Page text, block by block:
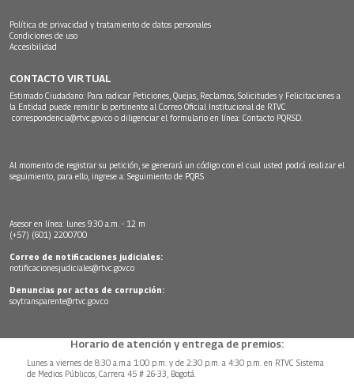
Política de privacidad y tratamiento de datos personales
Condiciones de uso
Accesibilidad
CONTACTO VIRTUAL
Estimado Ciudadano: Para radicar Peticiones, Quejas, Reclamos, Solicitudes y Felicitaciones a
la Entidad puede remitir lo pertinente al Correo Oficial Institucional de RTVC
correspondencia@rtvc.gov.co o diligenciar el formulario en línea: Contacto PQRSD.
Al momento de registrar su petición, se generará un código con el cual usted podrá realizar el
seguimiento, para ello, ingrese a: Seguimiento de PQRS
Asesor en línea: lunes 9:30 a.m. - 12 m
(+57) (601) 2200700
Correo de notificaciones judiciales:
notificacionesjudiciales@rtvc.gov.co
Denuncias por actos de corrupción:
soytransparente@rtvc.gov.co
Horario de atención y entrega de premios:
Lunes a viernes de 8:30 a.m.a 1:00 p.m. y de 2:30 p.m. a 4:30 p.m. en RTVC Sistema
de Medios Públicos, Carrera 45 # 26-33, Bogotá.